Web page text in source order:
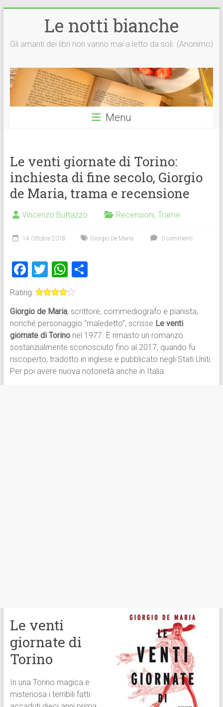
Le notti bianche
Gli amanti dei libri non vanno mai a letto da soli. (Anonimo)
Menu
Le venti giornate di Torino:
inchiesta di fine secolo, Giorgio
de Maria, trama e recensione
Vincenzo Buttazzo Recensioni, Trame
14 Ottobre 2018 Giorgio De Maria 0 commenti
F
a
ce
b
o
ok
T
wi
tt
er
W
h
at
s
A
p
p
C
di
vi
di
Rating:
Giorgio de Maria, scrittore, commediografo e pianista,
nonché personaggio “maledetto”, scrisse Le venti
giornate di Torinonel 1977. È rimasto un romanzo
sostanzialmente sconosciuto fino al 2017, quando fu
riscoperto, tradotto in inglese e pubblicato negli Stati Uniti.
Per poi avere nuova notorietà anche in Italia.
Le venti
giornate di
Torino
In una Torino magica e
misteriosa i terribili fatti